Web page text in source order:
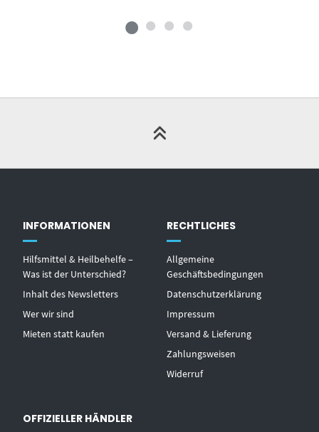
INFORMATIONEN
Hilfsmittel & Heilbehelfe –
Was ist der Unterschied?
Inhalt des Newsletters
Wer wir sind
Mieten statt kaufen
RECHTLICHES
Allgemeine
Geschäftsbedingungen
Datenschutzerklärung
Impressum
Versand & Lieferung
Zahlungsweisen
Widerruf
OFFIZIELLER HÄNDLER